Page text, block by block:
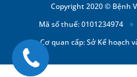
Copyright 2020 © Bệnh
Mã số thuế: 0101234974
Cơ quan cấp: Sở Kế hoạch